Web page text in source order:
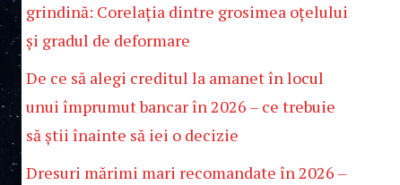
grindină: Corelația dintre grosimea oțelului
și gradul de deformare
De ce să alegi creditul la amanet în locul
unui împrumut bancar în 2026 – ce trebuie
să știi înainte să iei o decizie
Dresuri mărimi mari recomandate în 2026 –